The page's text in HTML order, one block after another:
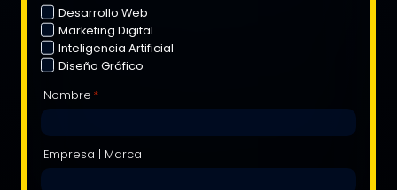
Desarrollo Web
Marketing Digital
Inteligencia Artificial
Diseño Gráfico
Nombre *
Empresa | Marca